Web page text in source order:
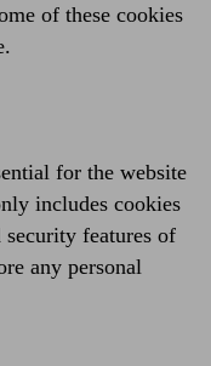
of these cookies
for the website
includes cookies
security features of
any personal